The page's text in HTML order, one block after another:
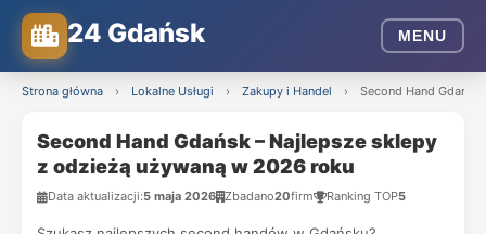
24 Gdańsk MENU
Strona główna › Lokalne Usługi › Zakupy i Handel › Second Hand
Second Hand Gdańsk – Najlepsze sklepy
z odzieżą używaną w 2026 roku
Data aktualizacji:5 maja 2026 Zbadano20firm Ranking TOP5